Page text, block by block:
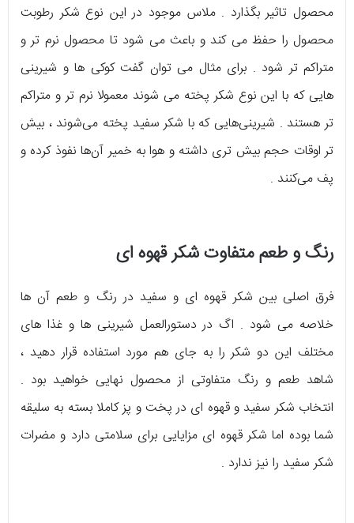
محصول تاثیر بگذارد . ملاس موجود در این نوع شکر رطوبت
محصول را حفظ می کند و باعث می شود تا محصول نرم تر و
متراکم تر شود . برای مثال می توان گفت کوکی ها و شیرینی
هایی که با این نوع شکر پخته می شوند معمولا نرم تر و متراکم
تر هستند . شیرینی‌هایی که با شکر سفید پخته می‌شوند ، بیش
تر اوقات حجم بیش تری داشته و هوا به خمیر آن‌ها نفوذ کرده و
پف می‌کنند .
رنگ و طعم متفاوت شکر قهوه ای
فرق اصلی بین شکر قهوه ای و سفید در رنگ و طعم آن ها
خلاصه می شود . اگ در دستورالعمل شیرینی ها و غذا های
مختلف این دو شکر را به جای هم مورد استفاده قرار دهید ،
شاهد طعم و رنگ متفاوتی از محصول نهایی خواهید بود .
انتخاب شکر سفید و قهوه ای در پخت و پز کاملا بسته به سلیقه
شما بوده اما شکر قهوه ای مزایایی برای سلامتی دارد و مضرات
شکر سفید را نیز ندارد .